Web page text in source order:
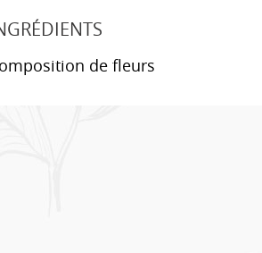
de fleurs